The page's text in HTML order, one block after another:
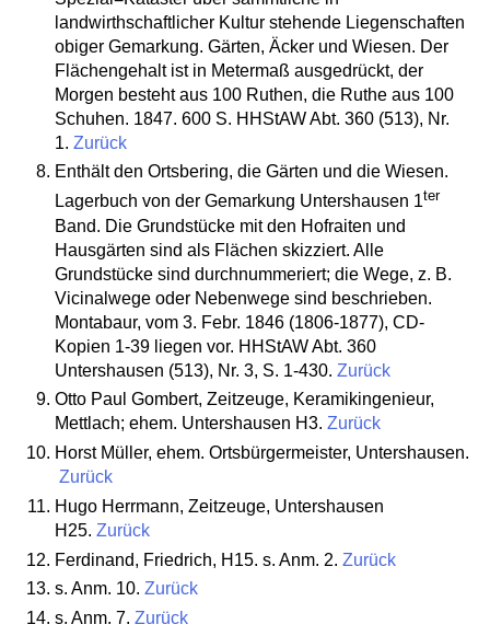
landwirthschaftlicher Kultur stehende Liegenschaften
obiger Gemarkung. Gärten, Äcker und Wiesen. Der
Flächengehalt ist in Metermaß ausgedrückt, der
Morgen besteht aus 100 Ruthen, die Ruthe aus 100
Schuhen. 1847. 600 S. HHStAW Abt. 360 (513), Nr.
1. Zurück
Enthält den Ortsbering, die Gärten und die Wiesen.
Lagerbuch von der Gemarkung Untershausen 1ter
Band. Die Grundstücke mit den Hofraiten und
Hausgärten sind als Flächen skizziert. Alle
Grundstücke sind durchnummeriert; die Wege, z. B.
Vicinalwege oder Nebenwege sind beschrieben.
Montabaur, vom 3. Febr. 1846 (1806-1877), CD-
Kopien 1-39 liegen vor. HHStAW Abt. 360
Untershausen (513), Nr. 3, S. 1-430. Zurück
Otto Paul Gombert, Zeitzeuge, Keramikingenieur,
Mettlach; ehem. Untershausen H3. Zurück
Horst Müller, ehem. Ortsbürgermeister, Untershausen.
Zurück
Hugo Herrmann, Zeitzeuge, Untershausen
H25. Zurück
Ferdinand, Friedrich, H15. s. Anm. 2. Zurück
s. Anm. 10. Zurück
s. Anm. 7. Zurück